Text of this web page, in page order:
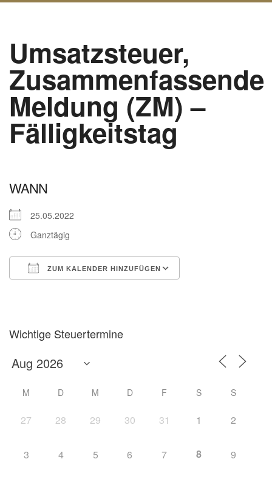
Umsatzsteuer,
Zusammenfassende
Meldung (ZM) –
Fälligkeitstag
WANN
25.05.2022
Ganztägig
ZUM KALENDER HINZUFÜGEN
Wichtige Steuertermine
M D M D F S S
27 28 29 30 31 1 2
3 4 5 6 7 8 9